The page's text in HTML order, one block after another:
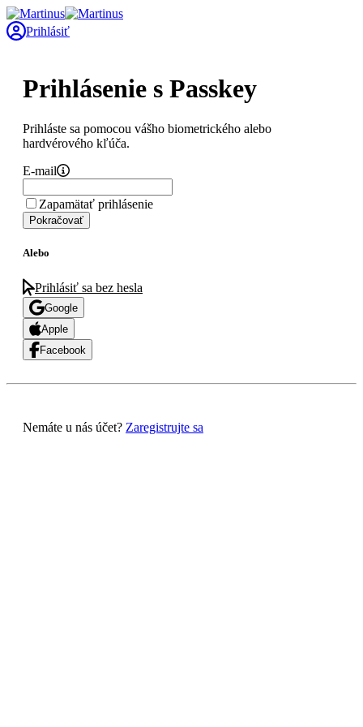
Prihlásiť
Prihlásenie s Passkey
Prihláste sa pomocou vášho biometrického alebo
hardvérového kľúča.
E-mail
Zapamätať prihlásenie
Pokračovať
Alebo
Prihlásiť sa bez hesla
Google
Apple
Facebook
Nemáte u nás účet? Zaregistrujte sa